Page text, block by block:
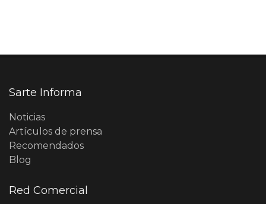
Sarte Informa
Noticias
Artículos de prensa
Recomendados
Blog
Red Comercial